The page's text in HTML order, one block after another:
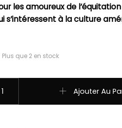
les amoureux de
s’intéressent à la culture
Plus que 2 en stock
Ajouter Au